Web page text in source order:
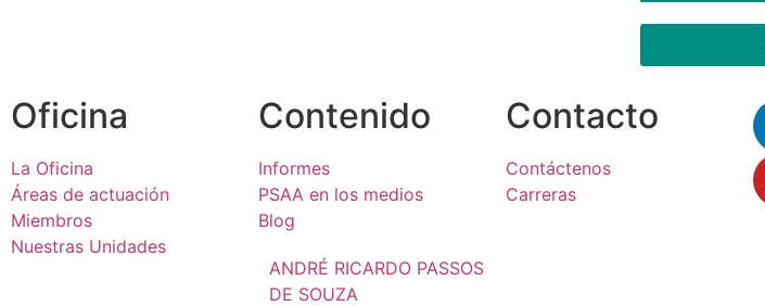
Oficina
La Oficina
Áreas de actuación
Miembros
Nuestras Unidades
Contenido
Informes
PSAA en los medios
Blog
ANDRÉ RICARDO PASSOS
DE SOUZA
Contacto
Contáctenos
Carreras